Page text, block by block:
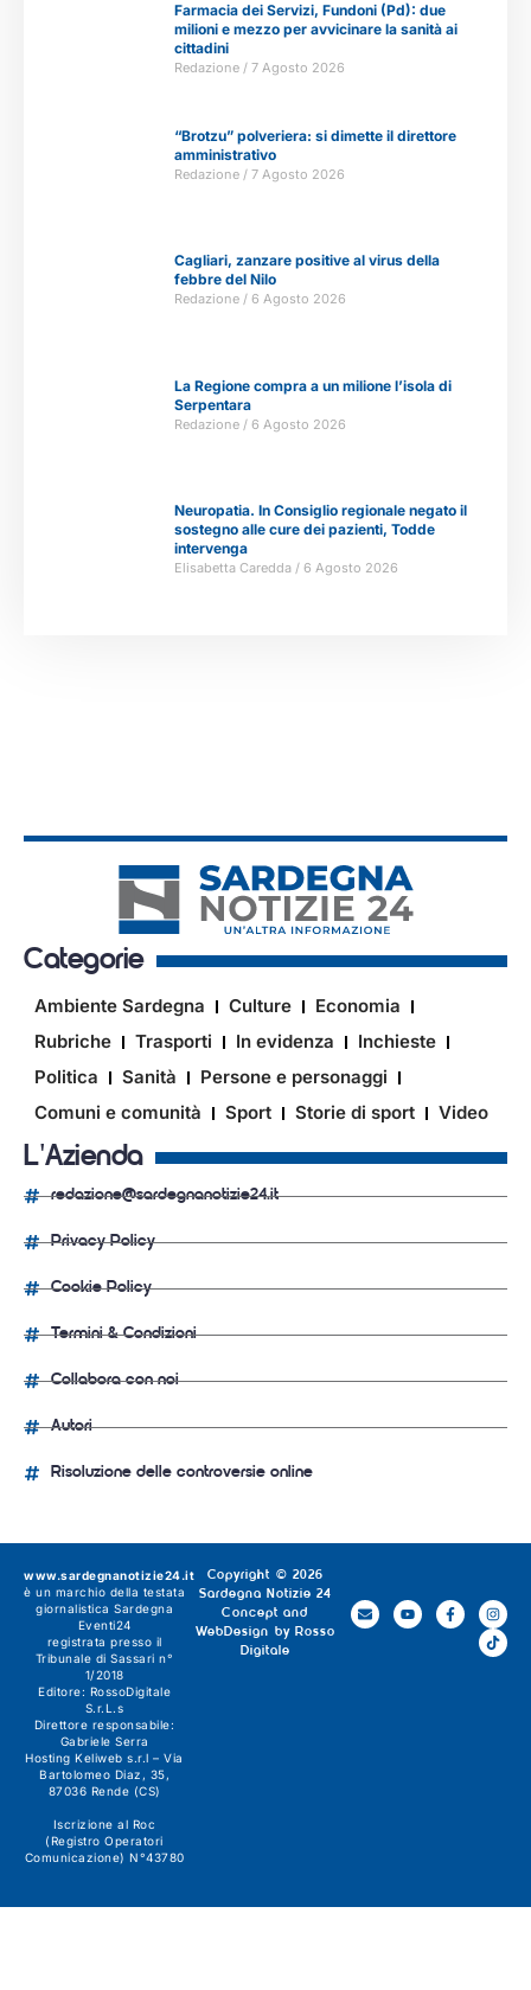
Farmacia dei Servizi, Fundoni (Pd): due
milioni e mezzo per avvicinare la sanità ai
cittadini
Redazione 7 Agosto 2026
“Brotzu” polveriera: si dimette il direttore
amministrativo
Redazione 7 Agosto 2026
Cagliari, zanzare positive al virus della
febbre del Nilo
Redazione 6 Agosto 2026
La Regione compra a un milione l’isola di
Serpentara
Redazione 6 Agosto 2026
Neuropatia. In Consiglio regionale negato il
sostegno alle cure dei pazienti, Todde
intervenga
Elisabetta Caredda 6 Agosto 2026
Categorie
Ambiente Sardegna Culture
Economia
Rubriche
Trasporti In evidenza
Inchieste
Politica
Sanità
Persone e personaggi
Comuni e comunità
Sport Storie di sport Video
L'Azienda
redazione@sardegnanotizie24.it
Privacy Policy
Cookie Policy
Termini & Condizioni
Collabora con noi
Autori
Risoluzione delle controversie online
Copyright © 2026
Sardegna Notizie 24
Concept and
WebDesign by Rosso
Digitale
www.sardegnanotizie24.it
è un marchio della testata
giornalistica Sardegna
Eventi24
registrata presso il
Tribunale di Sassari n°
1/2018
Editore: RossoDigitale
S.r.L.s
Direttore responsabile:
Gabriele Serra
Hosting Keliweb s.r.l – Via
Bartolomeo Diaz, 35,
87036 Rende (CS)
Iscrizione al Roc
(Registro Operatori
Comunicazione) N°43780